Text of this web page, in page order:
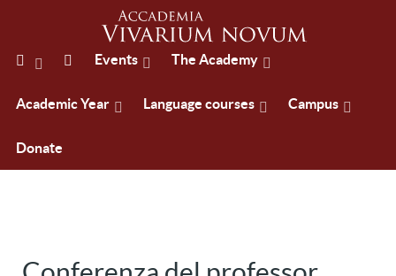
Events The Academy
Academic Year Language courses Campus
Donate